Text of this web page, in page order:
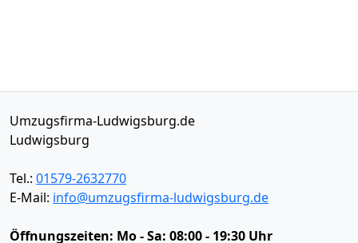
Umzugsfirma-Ludwigsburg.de
Ludwigsburg
Tel.: 01579-2632770
E-Mail: info@umzugsfirma-ludwigsburg.de
Öffnungszeiten: Mo - Sa: 08:00 - 19:30 Uhr